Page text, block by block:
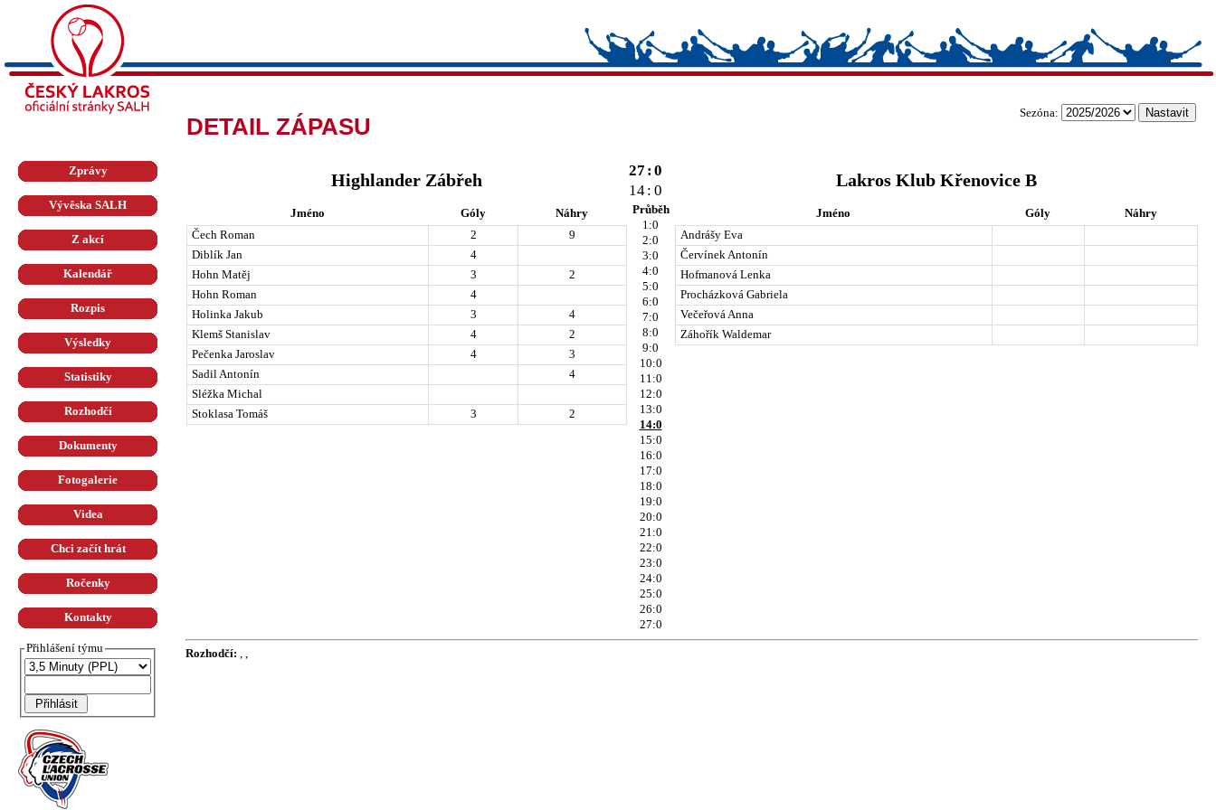
DETAIL ZÁPASU
Sezóna:
Zprávy
Vývěska SALH
Z akcí
Kalendář
Rozpis
Výsledky
Statistiky
Rozhodčí
Dokumenty
Fotogalerie
Videa
Chci začít hrát
Ročenky
Kontakty
Přihlášení týmu
Highlander Zábřeh 27 :0
14: 0
Lakros Klub Křenovice B
Jméno Góly
Náhry
Čech Roman
2
9
Diblík Jan
4
Hohn Matěj
3
2
Hohn Roman
4
Holinka Jakub
3
4
Klemš Stanislav
4
2
Pečenka Jaroslav
4
3
Sadil Antonín
4
Sléžka Michal
Stoklasa Tomáš
3 2
Průběh
1:0
2:0
3:0
4:0
5:0
6:0
7:0
8:0
9:0
10:0
11:0
12:0
13:0
14:0
15:0
16:0
17:0
18:0
19:0
20:0
21:0
22:0
23:0
24:0
25:0
26:0
27:0
Jméno Góly
Náhry
Andrášy Eva
Červínek Antonín
Hofmanová Lenka
Procházková Gabriela
Večeřová Anna
Záhořík Waldemar
Rozhodčí: